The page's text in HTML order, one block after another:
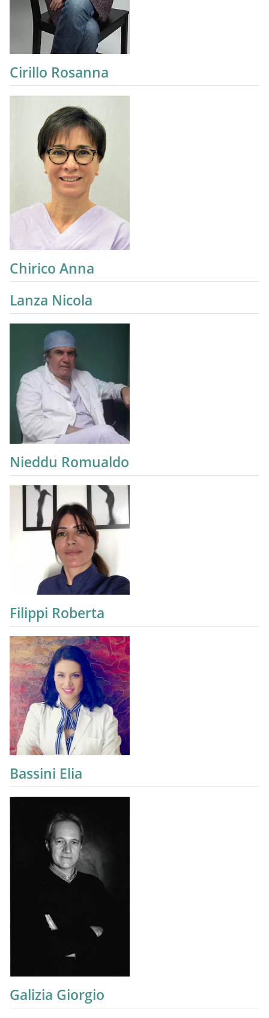
Cirillo Rosanna
Chirico Anna
Lanza Nicola
Nieddu Romualdo
Filippi Roberta
Bassini Elia
Galizia Giorgio